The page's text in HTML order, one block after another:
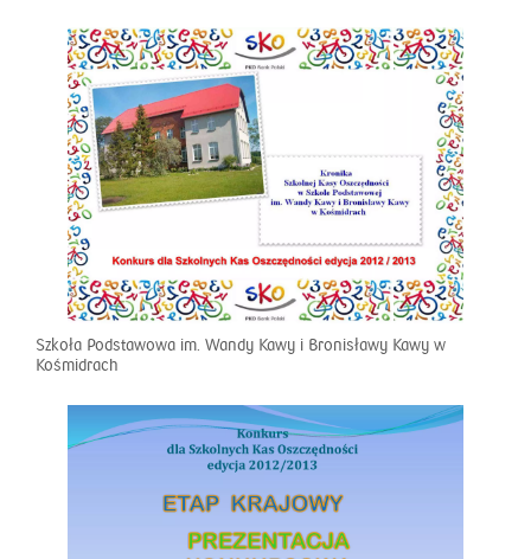
Szkoła Podstawowa im. Wandy Kawy i Bronisławy Kawy w
Kośmidrach